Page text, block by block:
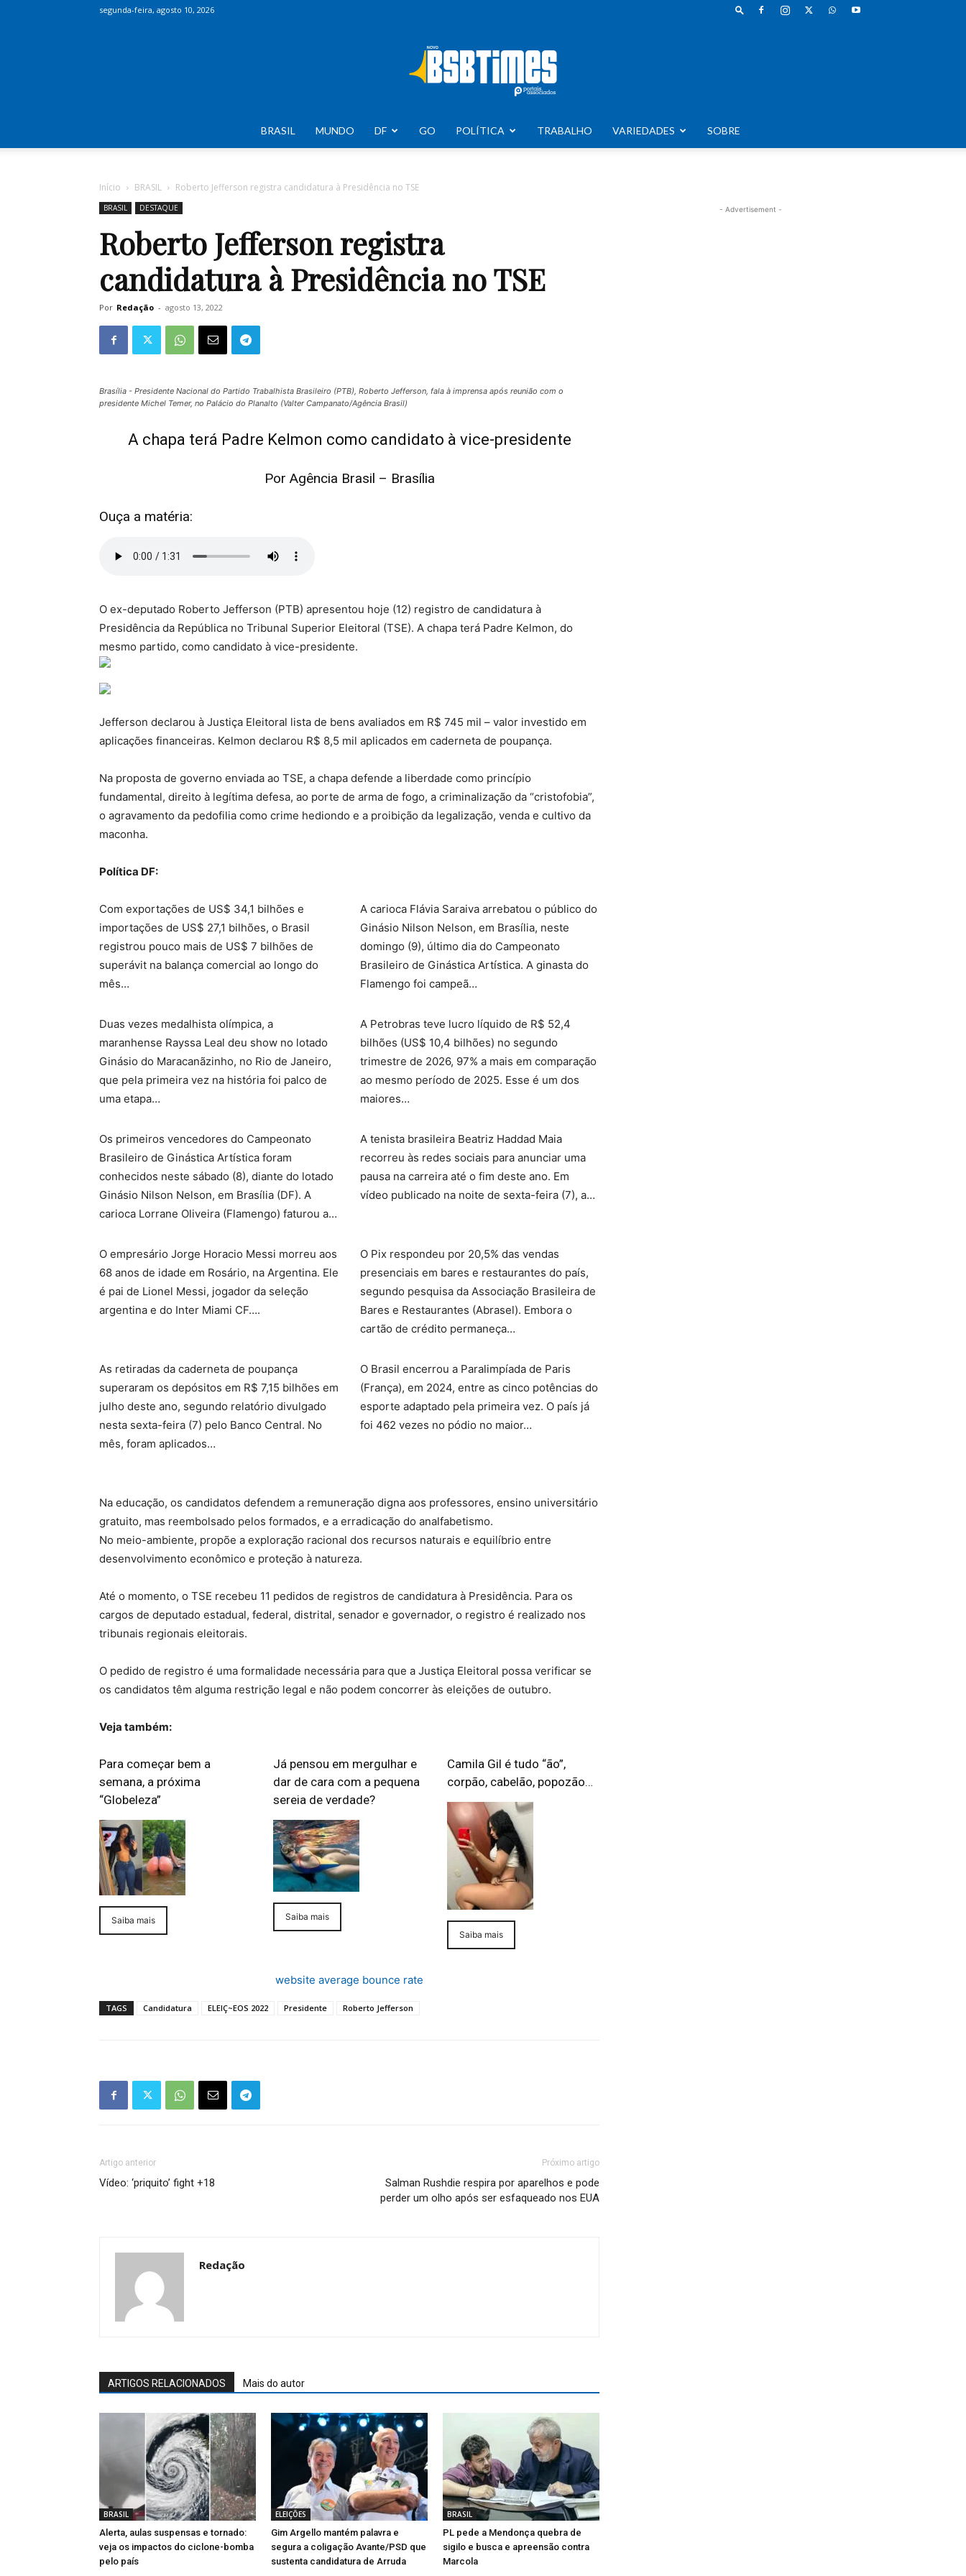
segunda-feira, agosto 10, 2026
BRASIL MUNDO DF GO POLÍTICA TRABALHO VARIEDADES SOBRE
Início BRASIL Roberto Jefferson registra candidatura à Presidência no TSE
BRASIL DESTAQUE
Roberto Jefferson registra
candidatura à Presidência no TSE
Por Redação - agosto 13, 2022
Brasília - Presidente Nacional do Partido Trabalhista Brasileiro (PTB), Roberto Jefferson, fala à imprensa após reunião com o
presidente Michel Temer, no Palácio do Planalto (Valter Campanato/Agência Brasil)
A chapa terá Padre Kelmon como candidato à vice-presidente
Por Agência Brasil – Brasília
Ouça a matéria:
O ex-deputado Roberto Jefferson (PTB) apresentou hoje (12) registro de candidatura à
Presidência da República no Tribunal Superior Eleitoral (TSE). A chapa terá Padre Kelmon, do
mesmo partido, como candidato à vice-presidente.
Jefferson declarou à Justiça Eleitoral lista de bens avaliados em R$ 745 mil – valor investido em
aplicações financeiras. Kelmon declarou R$ 8,5 mil aplicados em caderneta de poupança.
Na proposta de governo enviada ao TSE, a chapa defende a liberdade como princípio
fundamental, direito à legítima defesa, ao porte de arma de fogo, a criminalização da “cristofobia”,
o agravamento da pedofilia como crime hediondo e a proibição da legalização, venda e cultivo da
maconha.
Política DF:
Com exportações de US$ 34,1 bilhões e
importações de US$ 27,1 bilhões, o Brasil
registrou pouco mais de US$ 7 bilhões de
superávit na balança comercial ao longo do
mês…
A carioca Flávia Saraiva arrebatou o público do
Ginásio Nilson Nelson, em Brasília, neste
domingo (9), último dia do Campeonato
Brasileiro de Ginástica Artística. A ginasta do
Flamengo foi campeã…
Duas vezes medalhista olímpica, a
maranhense Rayssa Leal deu show no lotado
Ginásio do Maracanãzinho, no Rio de Janeiro,
que pela primeira vez na história foi palco de
uma etapa…
A Petrobras teve lucro líquido de R$ 52,4
bilhões (US$ 10,4 bilhões) no segundo
trimestre de 2026, 97% a mais em comparação
ao mesmo período de 2025. Esse é um dos
maiores…
Os primeiros vencedores do Campeonato
Brasileiro de Ginástica Artística foram
conhecidos neste sábado (8), diante do lotado
Ginásio Nilson Nelson, em Brasília (DF). A
carioca Lorrane Oliveira (Flamengo) faturou a…
A tenista brasileira Beatriz Haddad Maia
recorreu às redes sociais para anunciar uma
pausa na carreira até o fim deste ano. Em
vídeo publicado na noite de sexta-feira (7), a…
O empresário Jorge Horacio Messi morreu aos
68 anos de idade em Rosário, na Argentina. Ele
é pai de Lionel Messi, jogador da seleção
argentina e do Inter Miami CF….
O Pix respondeu por 20,5% das vendas
presenciais em bares e restaurantes do país,
segundo pesquisa da Associação Brasileira de
Bares e Restaurantes (Abrasel). Embora o
cartão de crédito permaneça…
As retiradas da caderneta de poupança
superaram os depósitos em R$ 7,15 bilhões em
julho deste ano, segundo relatório divulgado
nesta sexta-feira (7) pelo Banco Central. No
mês, foram aplicados…
O Brasil encerrou a Paralimpíada de Paris
(França), em 2024, entre as cinco potências do
esporte adaptado pela primeira vez. O país já
foi 462 vezes no pódio no maior…
Na educação, os candidatos defendem a remuneração digna aos professores, ensino universitário
gratuito, mas reembolsado pelos formados, e a erradicação do analfabetismo.
No meio-ambiente, propõe a exploração racional dos recursos naturais e equilíbrio entre
desenvolvimento econômico e proteção à natureza.
Até o momento, o TSE recebeu 11 pedidos de registros de candidatura à Presidência. Para os
cargos de deputado estadual, federal, distrital, senador e governador, o registro é realizado nos
tribunais regionais eleitorais.
O pedido de registro é uma formalidade necessária para que a Justiça Eleitoral possa verificar se
os candidatos têm alguma restrição legal e não podem concorrer às eleições de outubro.
Veja também:
Para começar bem a
semana, a próxima
“Globeleza”
Saiba mais
Já pensou em mergulhar e
dar de cara com a pequena
sereia de verdade?
Saiba mais
Camila Gil é tudo “ão”,
corpão, cabelão, popozão…
Saiba mais
website average bounce rate
TAGS Candidatura ELEIÇ~EOS 2022 Presidente Roberto Jefferson
Artigo anterior
Vídeo: ‘priquito’ fight +18
Próximo artigo
Salman Rushdie respira por aparelhos e pode
perder um olho após ser esfaqueado nos EUA
Redação
ARTIGOS RELACIONADOS Mais do autor
BRASIL
Alerta, aulas suspensas e tornado:
veja os impactos do ciclone-bomba
pelo país
ELEIÇÕES
Gim Argello mantém palavra e
segura a coligação Avante/PSD que
sustenta candidatura de Arruda
BRASIL
PL pede a Mendonça quebra de
sigilo e busca e apreensão contra
Marcola
- Advertisement -